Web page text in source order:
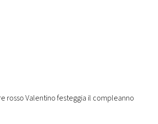
rosso Valentino festeggia il compleanno